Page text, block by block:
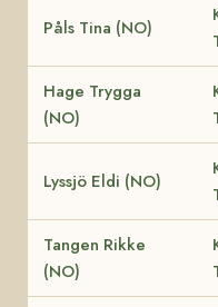
Påls Tina (NO)
Hage Trygga
(NO)
Lyssjö Eldi (NO)
Tangen Rikke
(NO)